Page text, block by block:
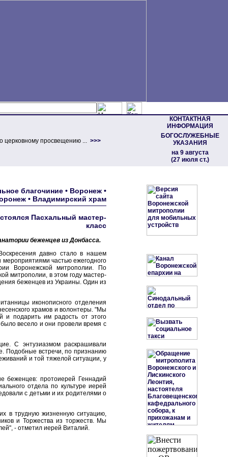
КОНТАКТНАЯ
ИНФОРМАЦИЯ
БОГОСЛУЖЕБНЫЕ
УКАЗАНИЯ
на 9 августа
(27 июля ст.)
церковному просвещению ... >>>
благочиние • Воронеж •
• Владимирский храм
Пасхальный мастер-
класс
беженцев из Донбасса.
давно стало в нашем
мероприятиями частью ежегодного
Воронежской митрополии. По
митрополии, в этом году мастер-
беженцев из Украины. Один из
иконописного отделения
храмов и волонтеры. "Мы
и подарить им радость от этого
весело и они провели время с
С энтузиазмом раскрашивали
Подобные встречи, по признанию
и той тяжелой ситуации, у
беженцев: протоиерей Геннадий
отдела по культуре иерей
с детьми и их родителями о
в трудную жизненную ситуацию,
и Торжества из торжеств. Мы
- отметил иерей Виталий.